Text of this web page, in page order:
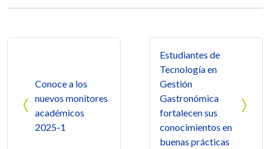
Conoce a los
nuevos monitores
académicos
2025-1
Estudiantes de
Tecnología en
Gestión
Gastronómica
fortalecen sus
conocimientos en
buenas prácticas